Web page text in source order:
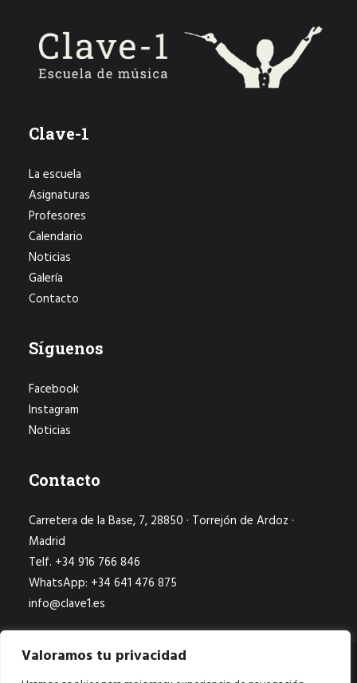
Valoramos tu privacidad
Clave-1
La escuela
Asignaturas
Profesores
Calendario
Noticias
Galería
Contacto
Síguenos
Facebook
Instagram
Noticias
Contacto
Carretera de la Base, 7, 28850 · Torrejón de Ardoz ·
Madrid
Telf. +34 916 766 846
WhatsApp: +34 641 476 875
info@clave1.es